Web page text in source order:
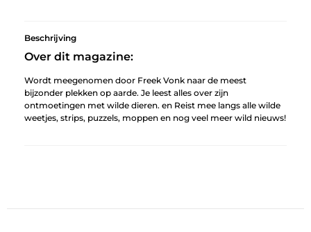
Beschrijving
Over dit magazine:
Wordt meegenomen door Freek Vonk naar de meest
bijzonder plekken op aarde. Je leest alles over zijn
ontmoetingen met wilde dieren. en Reist mee langs alle wilde
weetjes, strips, puzzels, moppen en nog veel meer wild nieuws!